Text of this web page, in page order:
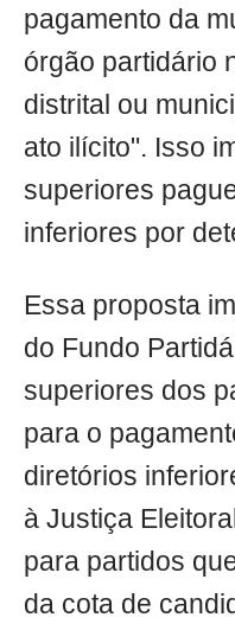
pagamento da
órgão partidário
distrital ou
ato ilícito". Isso
superiores
inferiores por
Essa proposta
do Fundo
superiores dos
para o
diretórios
à Justiça
para partidos
da cota de